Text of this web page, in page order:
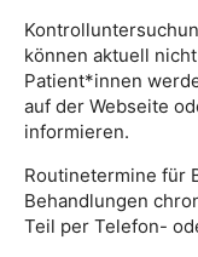
können aktuell
Patient*innen
auf der Webseite
informieren.
Routinetermine für
Behandlungen
Teil per Telefon-